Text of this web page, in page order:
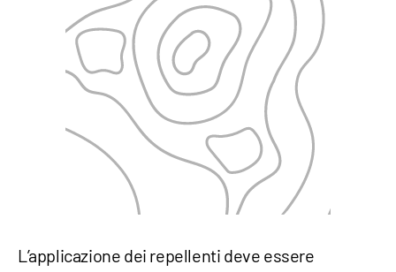
L’applicazione dei repellenti deve essere